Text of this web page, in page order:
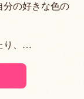
分の好きな色の
り、…